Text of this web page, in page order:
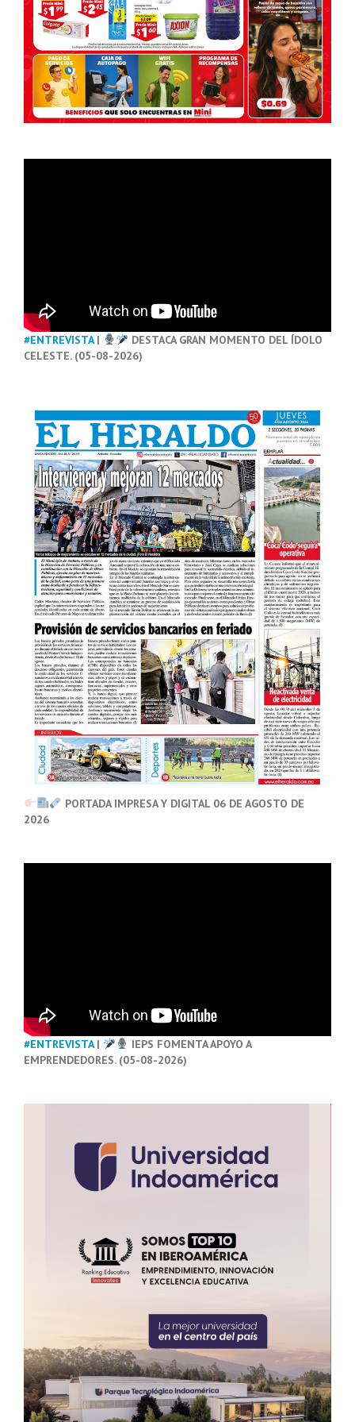
#ENTREVISTA|
DESTACA GRAN MOMENTO DEL ÍDOLO
CELESTE. (05-08-2026)
PORTADA IMPRESA Y DIGITAL 06 DE AGOSTO DE
2026
#ENTREVISTA|
IEPS FOMENTA APOYO A
EMPRENDEDORES. (05-08-2026)